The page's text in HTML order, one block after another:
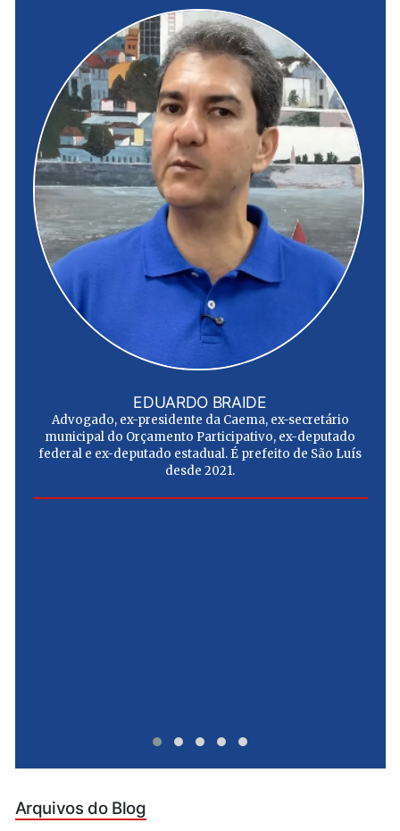
EDUARDO BRAIDE
Advogado, ex-presidente da Caema, ex-secretário
municipal do Orçamento Participativo, ex-deputado
federal e ex-deputado estadual. É prefeito de São Luís
desde 2021.
Arquivos do Blog